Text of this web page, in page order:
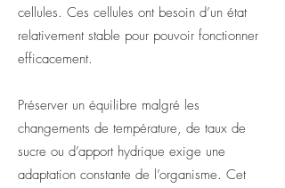
cellules. Ces cellules ont besoin d’un état
relativement stable pour pouvoir fonctionner
efficacement.
Préserver un équilibre malgré les
changements de température, de taux de
sucre ou d’apport hydrique exige une
adaptation constante de l’organisme. Cet